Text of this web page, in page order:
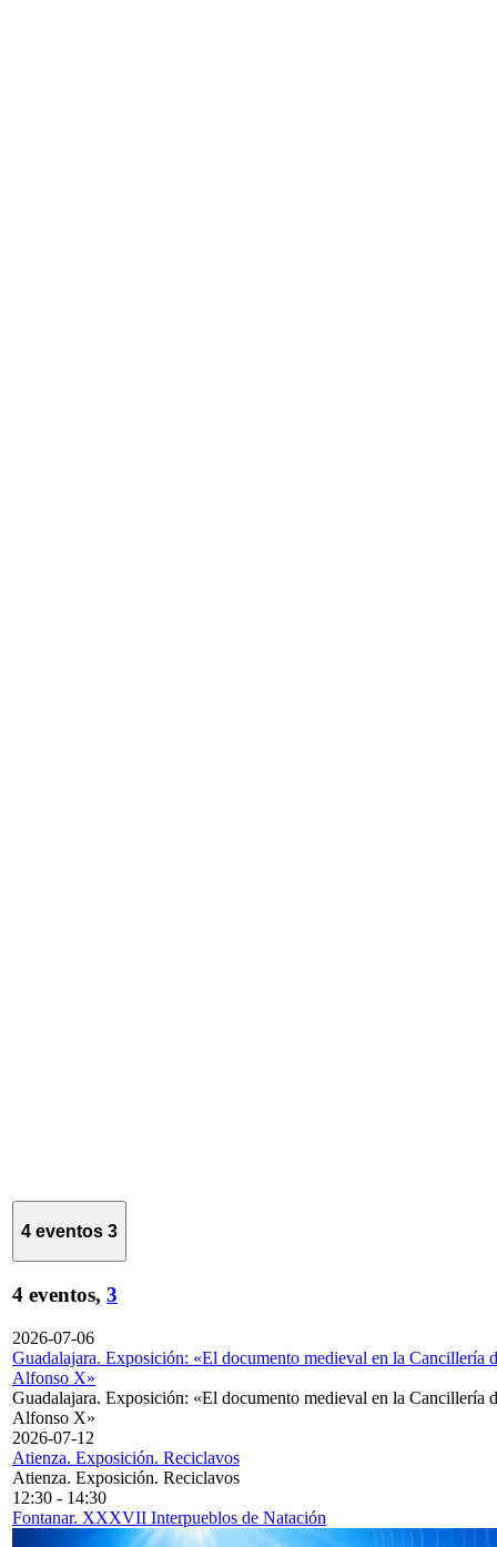
4 eventos 3
4 eventos, 3
2026-07-06
Guadalajara. Exposición: «El documento medieval en la Cancillería
Alfonso X»
Guadalajara. Exposición: «El documento medieval en la Cancillería
Alfonso X»
2026-07-12
Atienza. Exposición. Reciclavos
Atienza. Exposición. Reciclavos
12:30 - 14:30
Fontanar. XXXVII Interpueblos de Natación